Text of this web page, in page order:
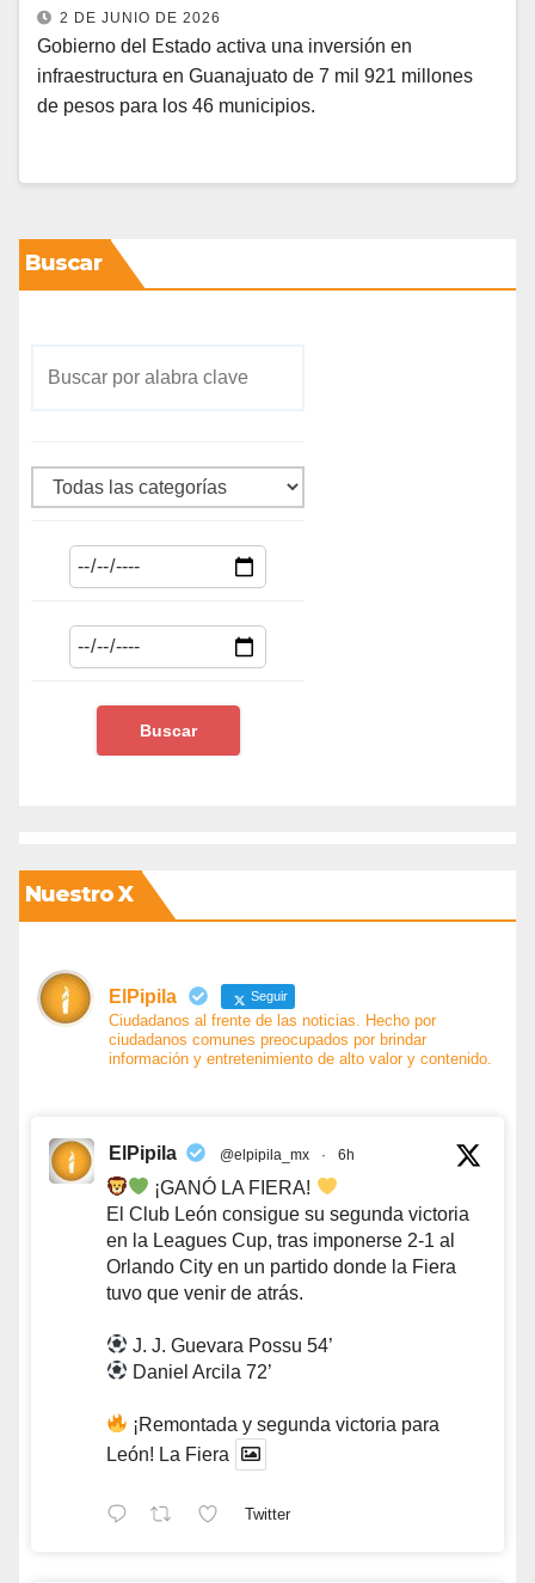
2 DE JUNIO DE 2026
Gobierno del Estado activa una inversión en
infraestructura en Guanajuato de 7 mil 921 millones
de pesos para los 46 municipios.
Buscar
Nuestro X
ElPipila Seguir
Ciudadanos al frente de las noticias. Hecho por
ciudadanos comunes preocupados por brindar
información y entretenimiento de alto valor y contenido.
ElPipila @elpipila_mx · 6h
¡GANÓ LA FIERA!
El Club León consigue su segunda victoria
en la Leagues Cup, tras imponerse 2-1 al
Orlando City en un partido donde la Fiera
tuvo que venir de atrás.
J. J. Guevara Possu 54’
Daniel Arcila 72’
¡Remontada y segunda victoria para
León! La Fiera
Twitter